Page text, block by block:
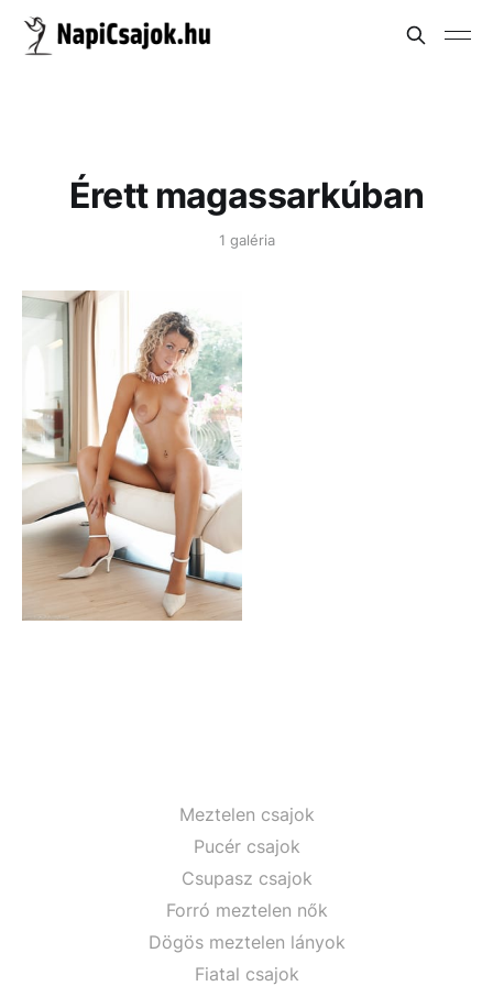
Érett magassarkúban
1 galéria
Meztelen csajok
Pucér csajok
Csupasz csajok
Forró meztelen nők
Dögös meztelen lányok
Fiatal csajok